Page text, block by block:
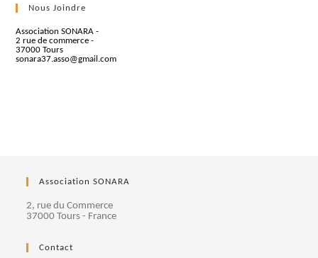
Nous Joindre
Association SONARA -
2 rue de commerce -
37000 Tours
sonara37.asso@gmail.com
Association SONARA
2, rue du Commerce
37000 Tours - France
Contact